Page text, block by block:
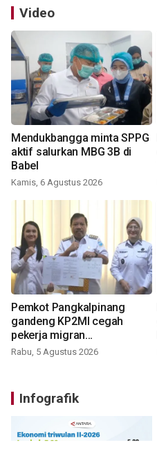
Video
Mendukbangga minta SPPG
aktif salurkan MBG 3B di
Babel
Kamis, 6 Agustus 2026
Pemkot Pangkalpinang
gandeng KP2MI cegah
pekerja migran
nonprosedural
Rabu, 5 Agustus 2026
Infografik